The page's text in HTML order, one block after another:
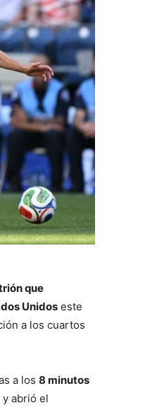
que
Unidos este
a los cuartos
a los 8 minutos
abrió el